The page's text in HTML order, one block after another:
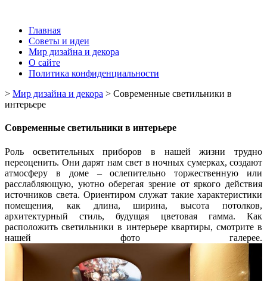
Главная
Советы и идеи
Мир дизайна и декора
О сайте
Политика конфиденциальности
> Мир дизайна и декора > Современные светильники в
интерьере
Современные светильники в интерьере
Роль осветительных приборов в нашей жизни трудно
переоценить. Они дарят нам свет в ночных сумерках, создают
атмосферу в доме – ослепительно торжественную или
расслабляющую, уютно оберегая зрение от яркого действия
источников света. Ориентиром служат такие характеристики
помещения, как длина, ширина, высота потолков,
архитектурный стиль, будущая цветовая гамма. Как
расположить светильники в интерьере квартиры, смотрите в
нашей фото галерее.